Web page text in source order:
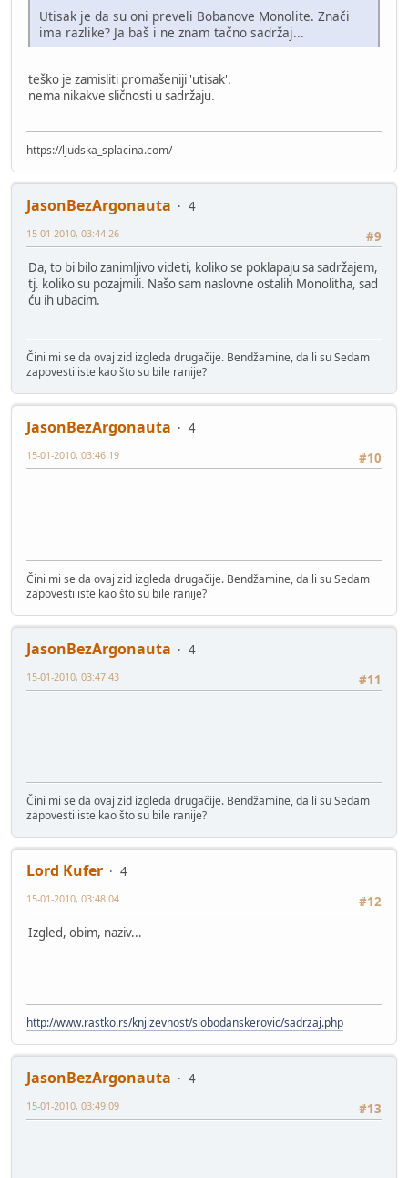
Utisak je da su oni preveli Bobanove Monolite. Znači
ima razlike? Ja baš i ne znam tačno sadržaj...
teško je zamisliti promašeniji 'utisak'.
nema nikakve sličnosti u sadržaju.
https://ljudska_splacina.com/
JasonBezArgonauta
4
#9
15-01-2010, 03:44:26
Da, to bi bilo zanimljivo videti, koliko se poklapaju sa sadržajem,
tj. koliko su pozajmili. Našo sam naslovne ostalih Monolitha, sad
ću ih ubacim.
Čini mi se da ovaj zid izgleda drugačije. Bendžamine, da li su Sedam
zapovesti iste kao što su bile ranije?
JasonBezArgonauta
4
#10
15-01-2010, 03:46:19
Čini mi se da ovaj zid izgleda drugačije. Bendžamine, da li su Sedam
zapovesti iste kao što su bile ranije?
JasonBezArgonauta
4
#11
15-01-2010, 03:47:43
Čini mi se da ovaj zid izgleda drugačije. Bendžamine, da li su Sedam
zapovesti iste kao što su bile ranije?
Lord Kufer
4
#12
15-01-2010, 03:48:04
Izgled, obim, naziv...
http://www.rastko.rs/knjizevnost/slobodanskerovic/sadrzaj.php
JasonBezArgonauta
4
#13
15-01-2010, 03:49:09